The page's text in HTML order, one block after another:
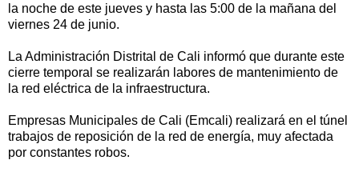
la noche de este jueves y hasta las 5:00 de la mañana del
viernes 24 de junio.
La Administración Distrital de Cali informó que durante este
cierre temporal se realizarán labores de mantenimiento de
la red eléctrica de la infraestructura.
Empresas Municipales de Cali (Emcali) realizará en el túnel
trabajos de reposición de la red de energía, muy afectada
por constantes robos.